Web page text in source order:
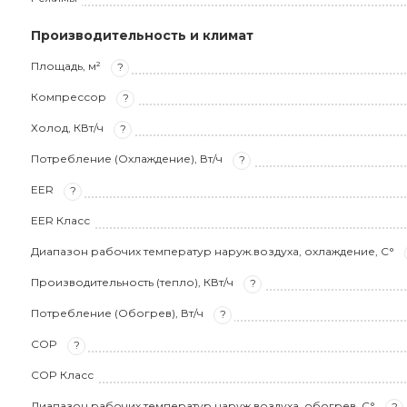
Производительность и климат
Площадь, м² ?
Компрессор ?
Холод, КВт/ч ?
Потребление (Охлаждение), Вт/ч ?
EER ?
EER Класс
Диапазон рабочих температур наруж.воздуха, охлаждение, С°
Производительность (тепло), КВт/ч ?
Потребление (Обогрев), Вт/ч ?
COP ?
COP Класс